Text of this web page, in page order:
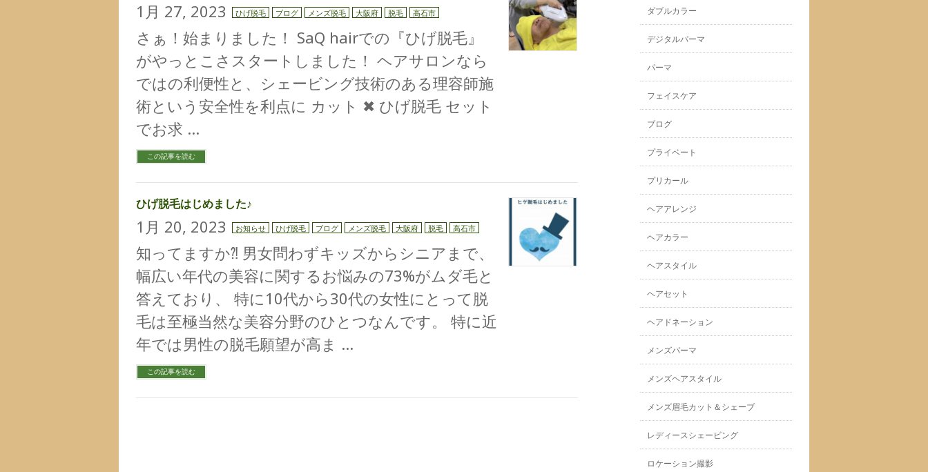
1月 27, 2023 ひげ脱毛 ブログ メンズ脱毛 大阪府 脱毛 高石市
さぁ！始まりました！ SaQ hairでの『ひげ脱毛』
がやっとこさスタートしました！ ヘアサロンなら
ではの利便性と、シェービング技術のある理容師施
術という安全性を利点に カット ✖︎ ひげ脱毛 セット
でお求 …
この記事を読む
ひげ脱毛はじめました♪
1月 20, 2023 お知らせ ひげ脱毛 ブログ メンズ脱毛 大阪府 脱毛 高石市
知ってますか⁈ 男女問わずキッズからシニアまで、
幅広い年代の美容に関するお悩みの73%がムダ毛と
答えており、 特に10代から30代の女性にとって脱
毛は至極当然な美容分野のひとつなんです。 特に近
年では男性の脱毛願望が高ま …
この記事を読む
ダブルカラー
デジタルパーマ
パーマ
フェイスケア
ブログ
プライベート
プリカール
ヘアアレンジ
ヘアカラー
ヘアスタイル
ヘアセット
ヘアドネーション
メンズパーマ
メンズヘアスタイル
メンズ眉毛カット＆シェーブ
レディースシェービング
ロケーション撮影